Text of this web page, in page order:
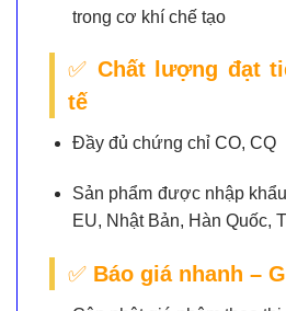
trong cơ khí chế tạo
✅Chất lượng đạt
tế
Đầy đủ chứng chỉ CO, CQ
Sản phẩm được nhập
EU, Nhật Bản, Hàn Quốc,
✅ Báo giá nhanh –